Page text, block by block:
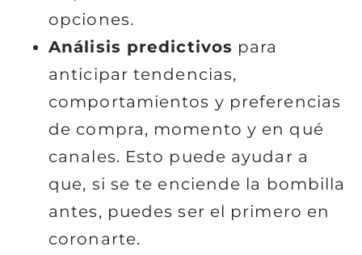
opciones.
Análisis predictivos para
anticipar tendencias,
comportamientos y preferencias
de compra, momento y en qué
canales. Esto puede ayudar a
que, si se te enciende la bombilla
antes, puedes ser el primero en
coronarte.